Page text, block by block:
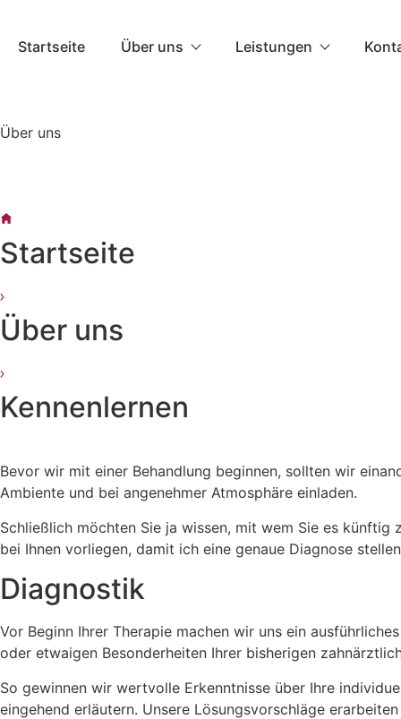
content
Startseite Über uns Leistungen
Über uns
Startseite
Über uns
Kennenlernen
Bevor wir mit einer Behandlung beginnen, sollten wir
Ambiente und bei angenehmer Atmosphäre einladen.
Schließlich möchten Sie ja wissen, mit wem Sie es künftig
bei Ihnen vorliegen, damit ich eine genaue Diagnose
Diagnostik
Vor Beginn Ihrer Therapie machen wir uns ein
oder etwaigen Besonderheiten Ihrer bisherigen
So gewinnen wir wertvolle Erkenntnisse über Ihre
eingehend erläutern. Unsere Lösungsvorschläge